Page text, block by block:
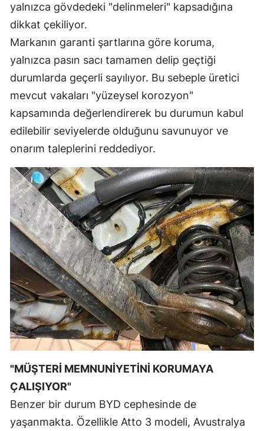
Kırıkkale
Batman
Şırnak
Bartın
Ardahan
Yalova
Karabük
Kilis
Osmaniye
Düzce
yalnızca gövdedeki "delinmeleri" kapsadığına
dikkat çekiliyor.
Markanın garanti şartlarına göre koruma,
yalnızca pasın sacı tamamen delip geçtiği
durumlarda geçerli sayılıyor. Bu sebeple üretici
mevcut vakaları "yüzeysel korozyon"
kapsamında değerlendirerek bu durumun kabul
edilebilir seviyelerde olduğunu savunuyor ve
onarım taleplerini reddediyor.
"MÜŞTERİ MEMNUNİYETİNİ KORUMAYA
ÇALIŞIYOR"
Benzer bir durum BYD cephesinde de
yaşanmakta. Özellikle Atto 3 modeli, Avustralya